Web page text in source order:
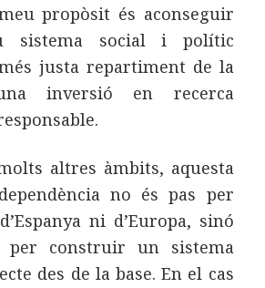
propòsit és aconseguir
sistema social i polític
justa repartiment de la
inversió en recerca
altres àmbits, aquesta
no és pas per
ni d’Europa, sinó
per construir un sistema
des de la base. En el cas